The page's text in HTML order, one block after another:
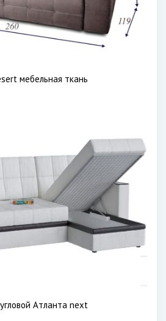
мебельная ткань
Атланта next